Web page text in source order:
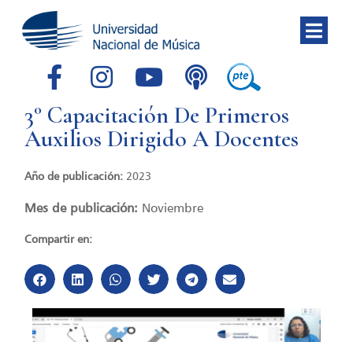
3° Capacitación De Primeros
Auxilios Dirigido A Docentes
Año de publicación: 2023
Mes de publicación: Noviembre
Compartir en: